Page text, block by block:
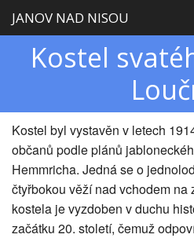
JANOV NAD NISOU
Úvod
Obec
Turistika
Kostel
Kostel byl vystavěn v letech
občanů podle plánů
Hemmricha. Jedná se o
čtyřbokou věží nad vchodem na
kostela je vyzdoben v duchu
začátku 20. století, čemuž